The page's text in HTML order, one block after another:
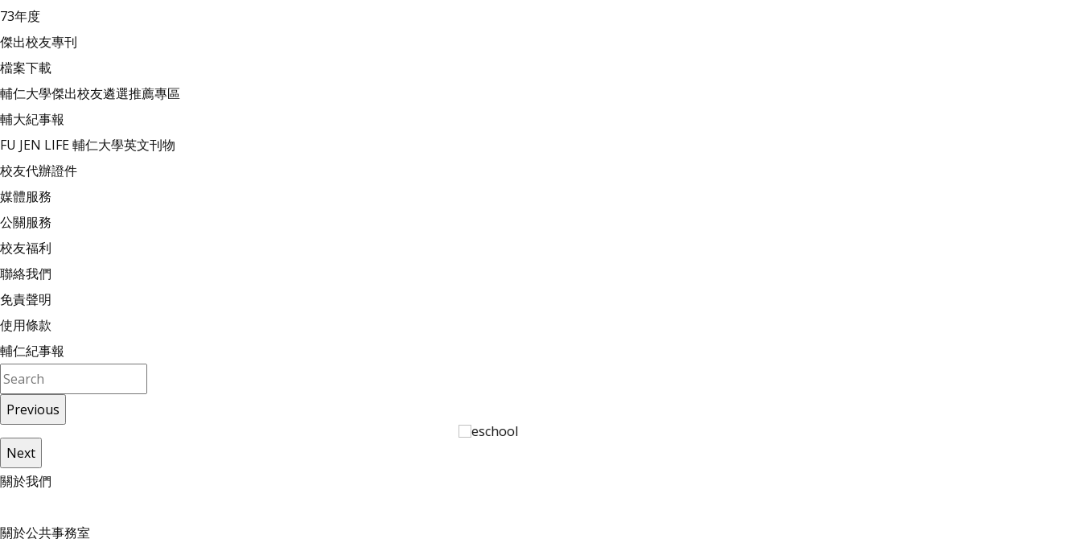
73年度
傑出校友專刊
檔案下載
輔仁大學傑出校友遴選推薦專區
輔大紀事報
FU JEN LIFE 輔仁大學英文刊物
校友代辦證件
媒體服務
公關服務
校友福利
聯絡我們
免責聲明
使用條款
輔仁紀事報
Previous
Next
關於我們
關於公共事務室